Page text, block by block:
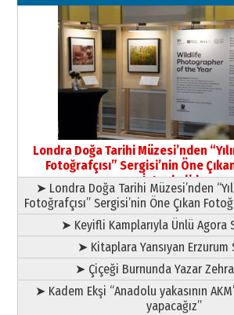
03 Ağustos 2026 Pazartesi
Yıldırım Gündoğdu
HAVVA’NIN ÜÇ KIZI
09 Temmuz 2026 Perşembe
Yusuf POLAT
Şampiyonluk Sebahattin
yazar
11 Mayıs 2026 Pazartesi
Londra Doğa Tarihi Müzesi’nden
Fotoğrafçısı” Sergisi’nin Öne
İstanbul’da
➤ Londra Doğa Tarihi Müzesi’nden
Fotoğrafçısı” Sergisi’nin Öne Çıkan
➤ Keyifli Kamplarıyla Ünlü Agora
➤ Kitaplara Yansıyan Erzurum
➤ Çiçeği Burnunda Yazar
➤ Kadem Ekşi “Anadolu yakasının
yapacağız”